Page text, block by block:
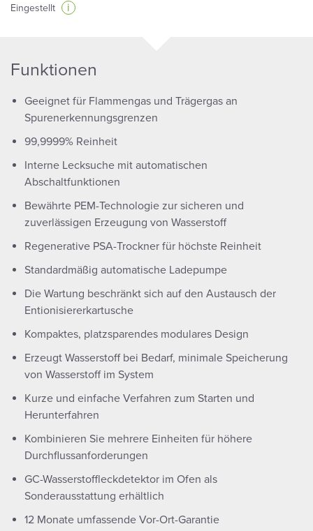
Eingestellt
i
Funktionen
Geeignet für Flammengas und Trägergas an
Spurenerkennungsgrenzen
99,9999% Reinheit
Interne Lecksuche mit automatischen
Abschaltfunktionen
Bewährte PEM-Technologie zur sicheren und
zuverlässigen Erzeugung von Wasserstoff
Regenerative PSA-Trockner für höchste Reinheit
Standardmäßig automatische Ladepumpe
Die Wartung beschränkt sich auf den Austausch der
Entionisiererkartusche
Kompaktes, platzsparendes modulares Design
Erzeugt Wasserstoff bei Bedarf, minimale Speicherung
von Wasserstoff im System
Kurze und einfache Verfahren zum Starten und
Herunterfahren
Kombinieren Sie mehrere Einheiten für höhere
Durchflussanforderungen
GC-Wasserstoffleckdetektor im Ofen als
Sonderausstattung erhältlich
12 Monate umfassende Vor-Ort-Garantie